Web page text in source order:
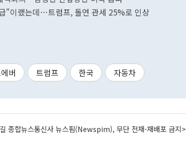
"이랬는데…트럼프, 돌연 관세 25%로 인상
버 트럼프 한국 자동차
종합뉴스통신사 뉴스핌(Newspim), 무단 전재-재배포 금지>